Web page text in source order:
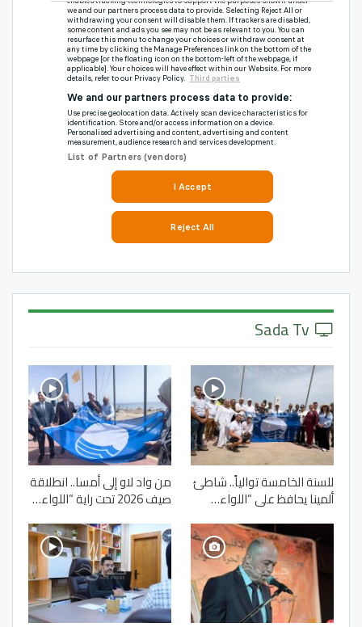
للسنة الخامسة توالياً.. شاطئ
ألمينا يحافظ على “اللواء…
من واد لاو إلى أمسا.. انطلاقة
صيف 2026 تحت راية “اللواء…